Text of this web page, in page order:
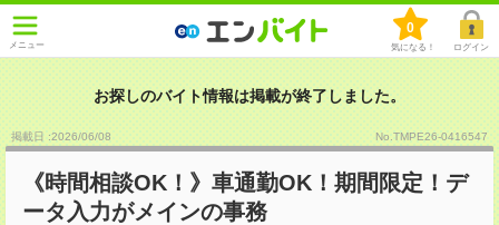
メニュー
0
気になる！ ログイン
お探しのバイト情報は掲載が終了しました。
掲載日 :2026/06/08 No.TMPE26-0416547
《時間相談OK！》車通勤OK！期間限定！デ
ータ入力がメインの事務